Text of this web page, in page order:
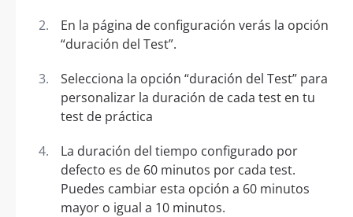
En la página de configuración verás la opción
“duración del Test”.
Selecciona la opción “duración del Test” para
personalizar la duración de cada test en tu
test de práctica
La duración del tiempo configurado por
defecto es de 60 minutos por cada test.
Puedes cambiar esta opción a 60 minutos
mayor o igual a 10 minutos.